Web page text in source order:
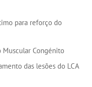
para reforço do
Muscular Congénito
das lesões do LCA